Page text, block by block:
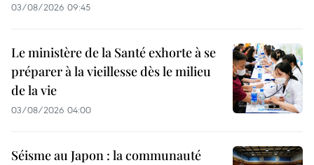
03/08/2026 09:45
Le ministère de la Santé exhorte à se
préparer à la vieillesse dès le milieu
de la vie
03/08/2026 04:00
Séisme au Japon : la communauté